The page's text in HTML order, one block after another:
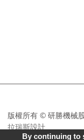
版權所有 © 研勝機械
拉瑞斯設計
By continuing to